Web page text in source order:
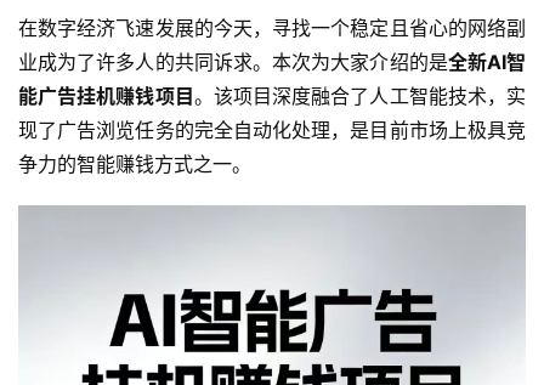
在数字经济飞速发展的今天，寻找一个稳定且省心的网络副
业成为了许多人的共同诉求。本次为大家介绍的是全新AI智
能广告挂机赚钱项目 。该项目深度融合了人工智能技术，实
现了广告浏览任务的完全自动化处理，是目前市场上极具竞
争力的智能赚钱方式之一。